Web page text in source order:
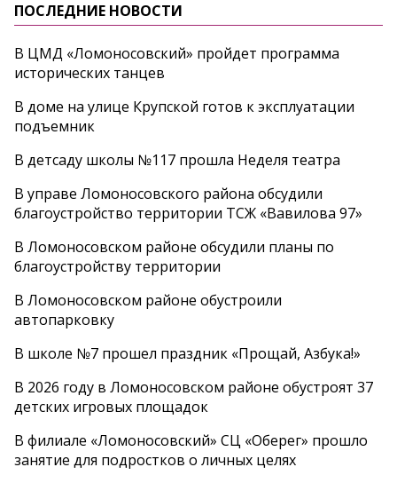
ПОСЛЕДНИЕ НОВОСТИ
В ЦМД «Ломоносовский» пройдет программа
исторических танцев
В доме на улице Крупской готов к эксплуатации
подъемник
В детсаду школы №117 прошла Неделя театра
В управе Ломоносовского района обсудили
благоустройство территории ТСЖ «Вавилова 97»
В Ломоносовском районе обсудили планы по
благоустройству территории
В Ломоносовском районе обустроили
автопарковку
В школе №7 прошел праздник «Прощай, Азбука!»
В 2026 году в Ломоносовском районе обустроят 37
детских игровых площадок
В филиале «Ломоносовский» СЦ «Оберег» прошло
занятие для подростков о личных целях